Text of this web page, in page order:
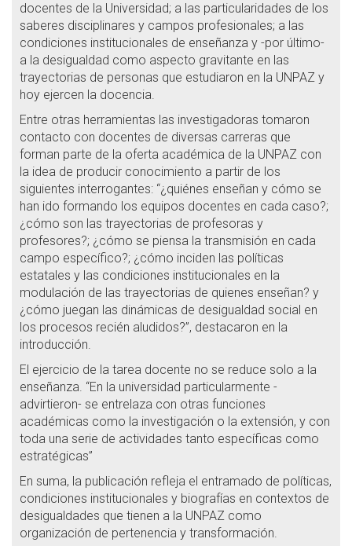
docentes de la Universidad; a las particularidades de los
saberes disciplinares y campos profesionales; a las
condiciones institucionales de enseñanza y -por último-
a la desigualdad como aspecto gravitante en las
trayectorias de personas que estudiaron en la UNPAZ y
hoy ejercen la docencia.
Entre otras herramientas las investigadoras tomaron
contacto con docentes de diversas carreras que
forman parte de la oferta académica de la UNPAZ con
la idea de producir conocimiento a partir de los
siguientes interrogantes: “¿quiénes enseñan y cómo se
han ido formando los equipos docentes en cada caso?;
¿cómo son las trayectorias de profesoras y
profesores?; ¿cómo se piensa la transmisión en cada
campo específico?; ¿cómo inciden las políticas
estatales y las condiciones institucionales en la
modulación de las trayectorias de quienes enseñan? y
¿cómo juegan las dinámicas de desigualdad social en
los procesos recién aludidos?”, destacaron en la
introducción.
El ejercicio de la tarea docente no se reduce solo a la
enseñanza. “En la universidad particularmente -
advirtieron- se entrelaza con otras funciones
académicas como la investigación o la extensión, y con
toda una serie de actividades tanto específicas como
estratégicas”
En suma, la publicación refleja el entramado de políticas,
condiciones institucionales y biografías en contextos de
desigualdades que tienen a la UNPAZ como
organización de pertenencia y transformación.